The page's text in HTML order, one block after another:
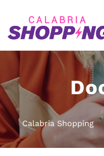
Calabria Shopping